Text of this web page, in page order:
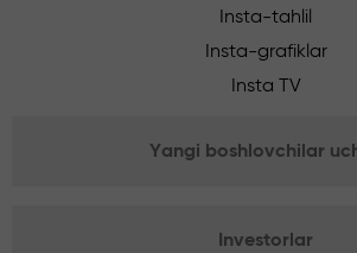
Insta-tahlil
Insta-grafiklar
Insta TV
Yangi boshlovchilar
Investorlar